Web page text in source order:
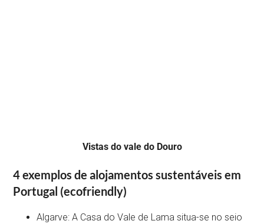
Vistas do vale do Douro
4 exemplos de alojamentos sustentáveis em
Portugal (ecofriendly)
Algarve: A Casa do Vale de Lama situa-se no seio